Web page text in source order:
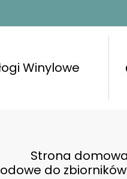
Winylowe
Strona domowa
do